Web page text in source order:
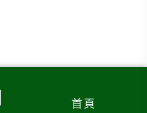
首頁